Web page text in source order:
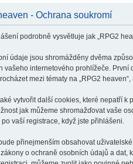
- Ochrana soukromí
podrobně vysvětluje jak „RPG2
údaje jsou shromážděny dvěma
vašeho internetového prohlížeče. První
mezi tématy na „RPG2
vytvořit další cookies, které nepatří
jak můžeme shromažďovat vaše
vaší registrace, když jste přihlášeni.
přinejmenším obsahovat
o ochraně osobních údajů a dat,